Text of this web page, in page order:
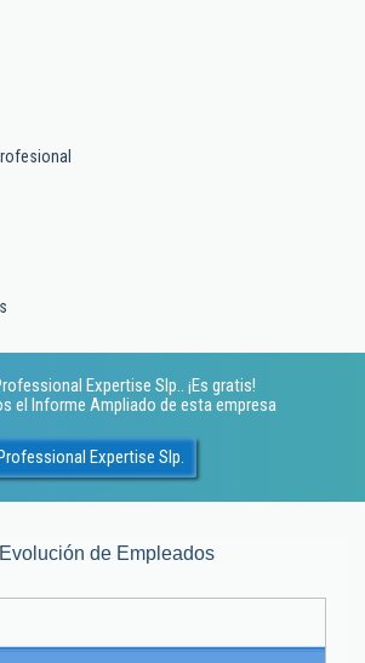
Expertise Slp.. ¡Es gratis!
el Informe Ampliado de esta empresa
Expertise Slp.
Evolución de Empleados